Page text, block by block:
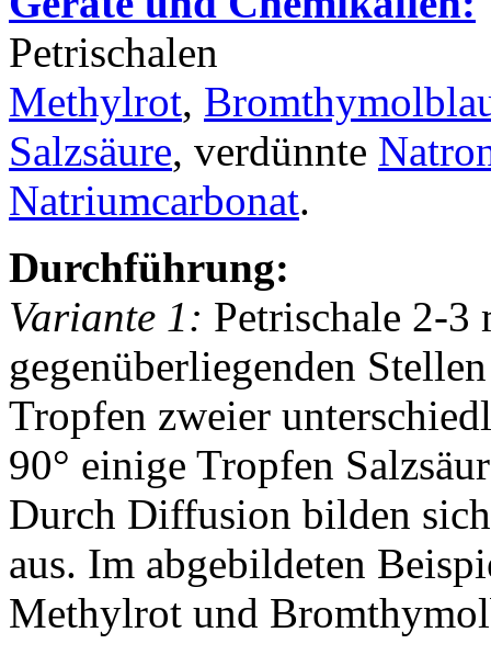
Petrischalen
Methylrot,
Salzsäure, verdünnte
Natriumcarbonat.
Durchführung:
Variante 1: Petrischale 2-3
gegenüberliegenden
Tropfen zweier
90° einige Tropfen
Durch Diffusion bilden
aus. Im abgebildeten
Methylrot und